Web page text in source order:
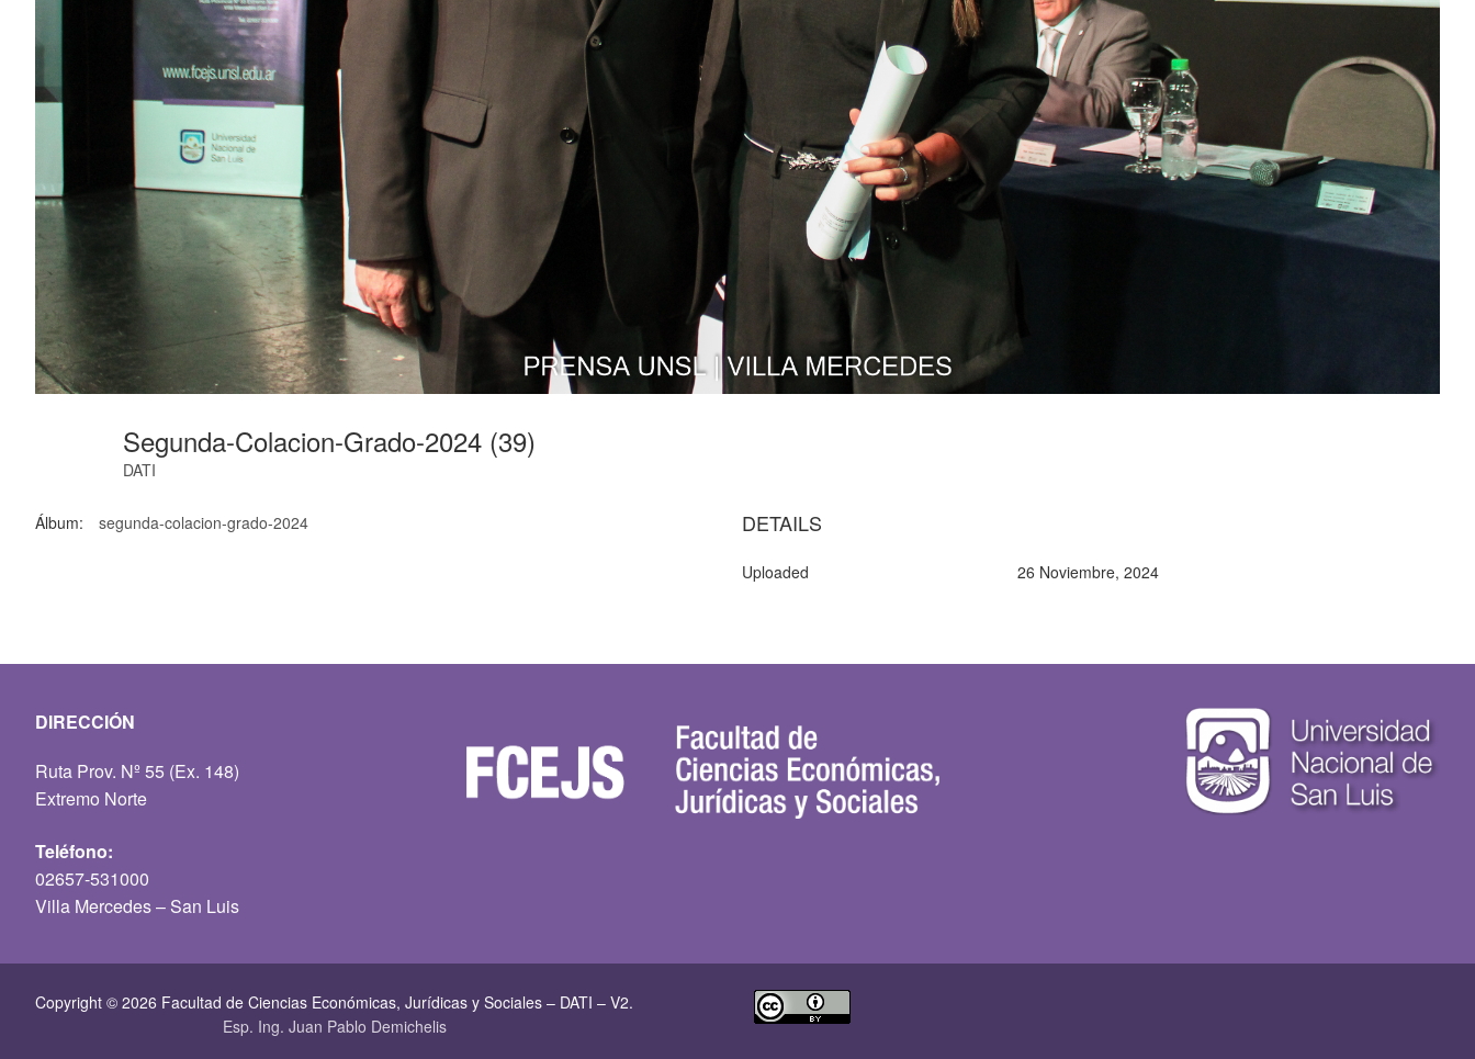
Segunda-Colacion-Grado-2024 (39)
DATI
Álbum: segunda-colacion-grado-2024 DETAILS
Uploaded 26 Noviembre, 2024
DIRECCIÓN
Ruta Prov. Nº 55 (Ex. 148)
Extremo Norte
Teléfono:
02657-531000
Villa Mercedes – San Luis
Copyright © 2026 Facultad de Ciencias Económicas, Jurí­dicas y Sociales – DATI – V2.
Esp. Ing. Juan Pablo Demichelis